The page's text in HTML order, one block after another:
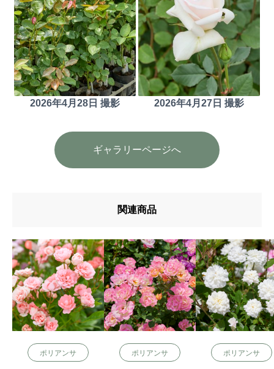
2026年4月28日 撮影 2026年4月27日 撮影
ギャラリーページへ
関連商品
ポリアンサ ポリアンサ ポリアンサ